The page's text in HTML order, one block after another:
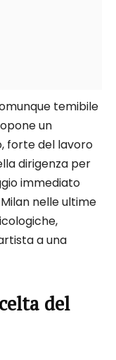
temibile
un
forte del lavoro
dirigenza per
immediato
nelle ultime
a una
del